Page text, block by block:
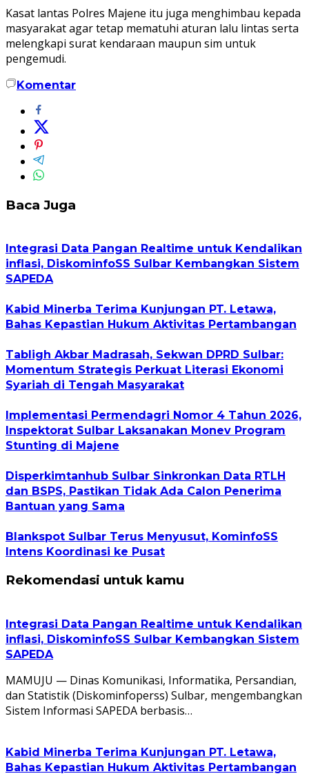
Kasat lantas Polres Majene itu juga menghimbau kepada
masyarakat agar tetap mematuhi aturan lalu lintas serta
melengkapi surat kendaraan maupun sim untuk
pengemudi.
Komentar
Baca Juga
Integrasi Data Pangan Realtime untuk Kendalikan
inflasi, DiskominfoSS Sulbar Kembangkan Sistem
SAPEDA
Kabid Minerba Terima Kunjungan PT. Letawa,
Bahas Kepastian Hukum Aktivitas Pertambangan
Tabligh Akbar Madrasah, Sekwan DPRD Sulbar:
Momentum Strategis Perkuat Literasi Ekonomi
Syariah di Tengah Masyarakat
Implementasi Permendagri Nomor 4 Tahun 2026,
Inspektorat Sulbar Laksanakan Monev Program
Stunting di Majene
Disperkimtanhub Sulbar Sinkronkan Data RTLH
dan BSPS, Pastikan Tidak Ada Calon Penerima
Bantuan yang Sama
Blankspot Sulbar Terus Menyusut, KominfoSS
Intens Koordinasi ke Pusat
Rekomendasi untuk kamu
Integrasi Data Pangan Realtime untuk Kendalikan
inflasi, DiskominfoSS Sulbar Kembangkan Sistem
SAPEDA
MAMUJU — Dinas Komunikasi, Informatika, Persandian,
dan Statistik (Diskominfoperss) Sulbar, mengembangkan
Sistem Informasi SAPEDA berbasis…
Kabid Minerba Terima Kunjungan PT. Letawa,
Bahas Kepastian Hukum Aktivitas Pertambangan